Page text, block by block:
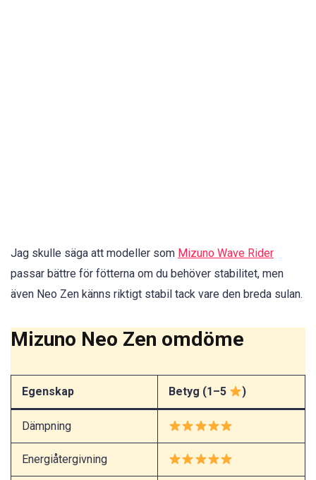
Jag skulle säga att modeller som Mizuno Wave Rider
passar bättre för fötterna om du behöver stabilitet, men
även Neo Zen känns riktigt stabil tack vare den breda sulan.
Mizuno Neo Zen omdöme
Egenskap Betyg (1–5 )
Dämpning
Energiåtergivning